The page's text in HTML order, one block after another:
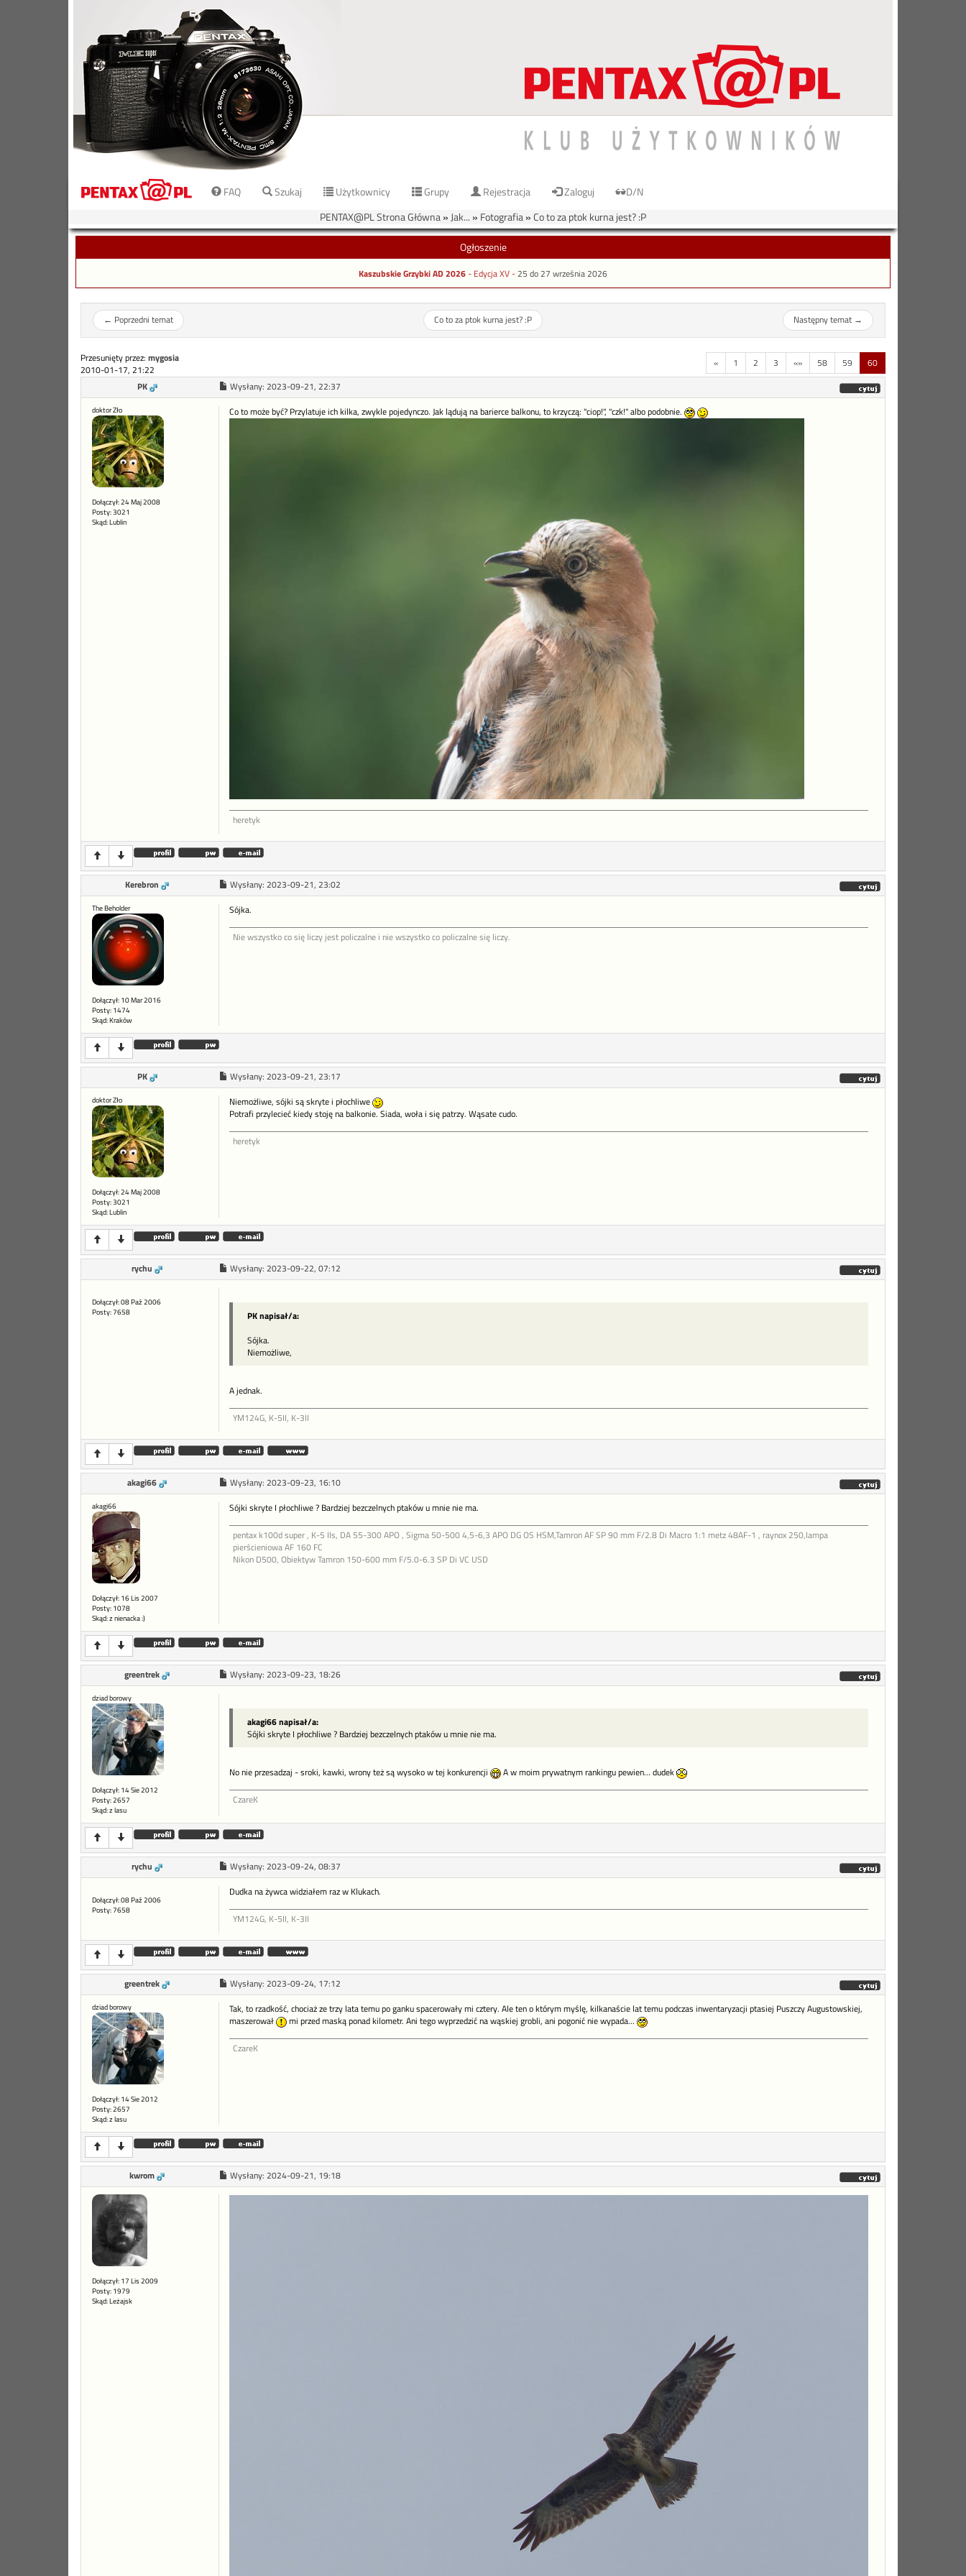
FAQ Szukaj Użytkownicy Grupy Rejestracja Zaloguj
D/N
PENTAX@PL Strona Główna» Jak... » Fotografia»Co to za ptok kurna jest? :P
Ogłoszenie
Kaszubskie Grzybki AD 2026- Edycja XV -25 do 27 września 2026
← Poprzedni temat Co to za ptok kurna jest? :P Następny temat→
Przesunięty przez: mygosia
2010-01-17, 21:22
« 1 2 3 «» 58 59 60
PK Wysłany: 2023-09-21, 22:37
doktor Zło
Dołączył: 24 Maj 2008
Posty: 3021
Skąd: Lublin
Co to może być? Przylatuje ich kilka, zwykle pojedynczo. Jak lądują na barierce balkonu, to krzyczą: "ciop!", "czk!" albo podobnie.
heretyk
Kerebron Wysłany: 2023-09-21, 23:02
The Beholder
Dołączył: 10 Mar 2016
Posty: 1474
Skąd: Kraków
Sójka.
Nie wszystko co się liczy jest policzalne i nie wszystko co policzalne się liczy.
PK Wysłany: 2023-09-21, 23:17
doktor Zło
Dołączył: 24 Maj 2008
Posty: 3021
Skąd: Lublin
Niemożliwe, sójki są skryte i płochliwe
Potrafi przylecieć kiedy stoję na balkonie. Siada, woła i się patrzy. Wąsate cudo.
heretyk
rychu Wysłany: 2023-09-22, 07:12
Dołączył: 08 Paź 2006
Posty: 7658
PK napisał/a:
Sójka.
Niemożliwe,
A jednak.
YM124G, K-5II, K-3II
akagi66 Wysłany: 2023-09-23, 16:10
akagi66
Dołączył: 16 Lis 2007
Posty: 1078
Skąd: z nienacka :)
Sójki skryte I płochliwe ? Bardziej bezczelnych ptaków u mnie nie ma.
pentax k100d super , K-5 IIs, DA 55-300 APO , Sigma 50-500 4,5-6,3 APO DG OS HSM,Tamron AF SP 90 mm F/2.8 Di Macro 1:1 metz 48AF-1 , raynox 250,lampa
pierścieniowa AF 160 FC
Nikon D500, Obiektyw Tamron 150-600 mm F/5.0-6.3 SP Di VC USD
greentrek Wysłany: 2023-09-23, 18:26
dziad borowy
Dołączył: 14 Sie 2012
Posty: 2657
Skąd: z lasu
akagi66 napisał/a:
Sójki skryte I płochliwe ? Bardziej bezczelnych ptaków u mnie nie ma.
No nie przesadzaj - sroki, kawki, wrony też są wysoko w tej konkurencji A w moim prywatnym rankingu pewien... dudek
CzareK
rychu Wysłany: 2023-09-24, 08:37
Dołączył: 08 Paź 2006
Posty: 7658
Dudka na żywca widziałem raz w Klukach.
YM124G, K-5II, K-3II
greentrek Wysłany: 2023-09-24, 17:12
dziad borowy
Dołączył: 14 Sie 2012
Posty: 2657
Skąd: z lasu
Tak, to rzadkość, chociaż ze trzy lata temu po ganku spacerowały mi cztery. Ale ten o którym myślę, kilkanaście lat temu podczas inwentaryzacji ptasiej Puszczy Augustowskiej,
maszerował
mi przed maską ponad kilometr. Ani tego wyprzedzić na wąskiej grobli, ani pogonić nie wypada...
CzareK
kwrom Wysłany: 2024-09-21, 19:18
Dołączył: 17 Lis 2009
Posty: 1979
Skąd: Leżajsk